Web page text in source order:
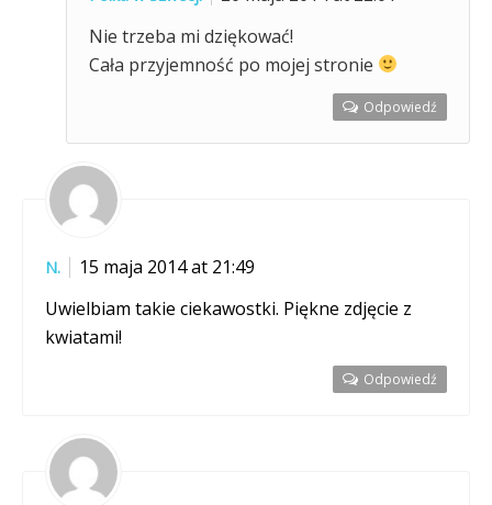
Nie trzeba mi dziękować!
Cała przyjemność po mojej stronie
Odpowiedź
N.
15 maja 2014 at 21:49
Uwielbiam takie ciekawostki. Piękne zdjęcie z
kwiatami!
Odpowiedź